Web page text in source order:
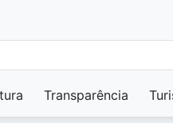
Transparência